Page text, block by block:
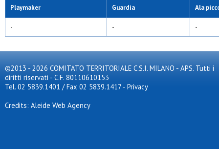
Playmaker Guardia Ala
- - -
©2013 - 2026 COMITATO TERRITORIALE C.S.I. MILANO - APS. Tutti i
diritti riservati - C.F. 80110610153
Tel. 02 5839.1401 / Fax 02 5839.1417 - Privacy
Credits: Aleide Web Agency